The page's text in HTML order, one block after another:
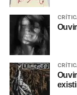
dançante, com
que tudo bastante
com uma rajada
Uma ouvida com
som deles tem
tomou conta do
1980. Foi quando